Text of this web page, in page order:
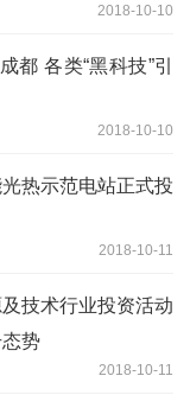
2018-10-10
都 各类“黑科技”引
2018-10-10
热示范电站正式投
2018-10-11
技术行业投资活动
势
2018-10-11